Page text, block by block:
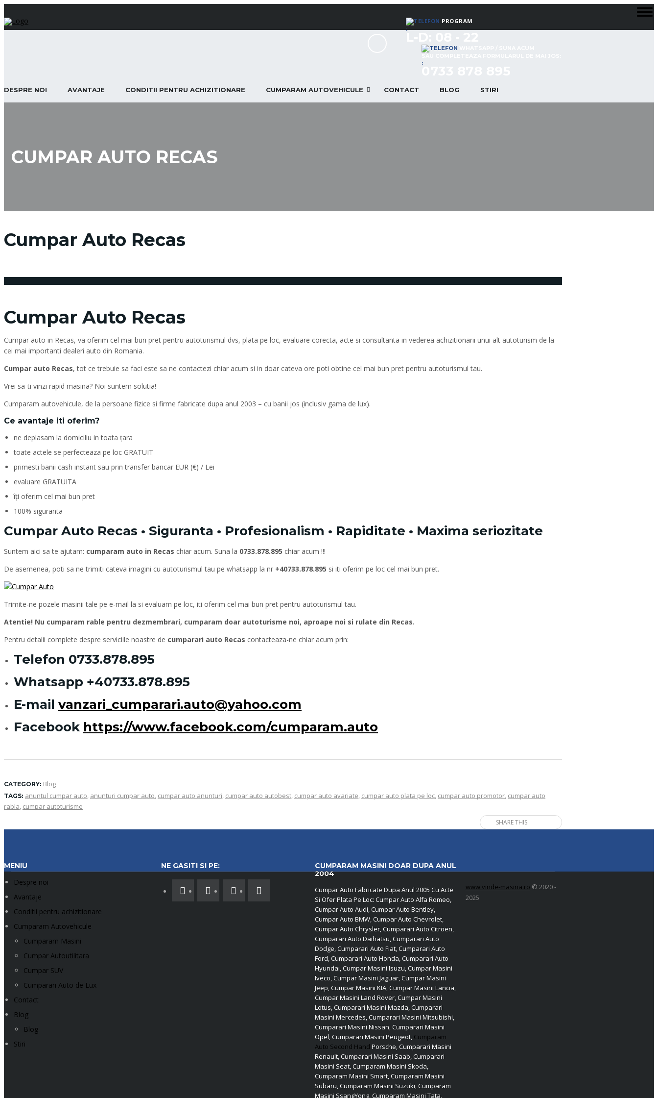
PROGRAM
:
:
DESPRE NOI AVANTAJE CONDITII PENTRU ACHIZITIONARE CUMPARAM AUTOVEHICULE CONTACT BLOG STIRI
CUMPAR AUTO RECAS
Cumpar Auto Recas
Cumpar Auto Recas
Cumpar auto in Recas, va oferim cel mai bun pret pentru autoturismul dvs, plata pe loc, evaluare corecta, acte si consultanta in vederea achizitionarii unui alt autoturism de la
cei mai importanti dealeri auto din Romania.
Cumpar auto Recas, tot ce trebuie sa faci este sa ne contactezi chiar acum si in doar cateva ore poti obtine cel mai bun pret pentru autoturismul tau.
Vrei sa-ti vinzi rapid masina? Noi suntem solutia!
Cumparam autovehicule, de la persoane fizice si firme fabricate dupa anul 2003 – cu banii jos (inclusiv gama de lux).
Ce avantaje iti oferim?
ne deplasam la domiciliu in toata țara
toate actele se perfecteaza pe loc GRATUIT
primesti banii cash instant sau prin transfer bancar EUR (€) / Lei
evaluare GRATUITA
îți oferim cel mai bun pret
100% siguranta
Cumpar Auto Recas • Siguranta • Profesionalism • Rapiditate • Maxima seriozitate
Suntem aici sa te ajutam: cumparam auto in Recas chiar acum. Suna la 0733.878.895 chiar acum !!!
De asemenea, poti sa ne trimiti cateva imagini cu autoturismul tau pe whatsapp la nr +40733.878.895 si iti oferim pe loc cel mai bun pret.
Trimite-ne pozele masinii tale pe e-mail la si evaluam pe loc, iti oferim cel mai bun pret pentru autoturismul tau.
Atentie! Nu cumparam rable pentru dezmembrari, cumparam doar autoturisme noi, aproape noi si rulate din Recas.
Pentru detalii complete despre serviciile noastre de cumparari auto Recas contacteaza-ne chiar acum prin:
Telefon 0733.878.895
Whatsapp +40733.878.895
E-mail vanzari_cumparari.auto@yahoo.com
Facebook https://www.facebook.com/cumparam.auto
CATEGORY: Blog
TAGS: anuntul cumpar auto, anunturi cumpar auto, cumpar auto anunturi, cumpar auto autobest, cumpar auto avariate, cumpar auto plata pe loc, cumpar auto promotor, cumpar auto
rabla, cumpar autoturisme
SHARE THIS
MENIU
Despre noi
Avantaje
Conditii pentru achizitionare
Cumparam Autovehicule
Cumparam Masini
Cumpar Autoutilitara
Cumpar SUV
Cumparari Auto de Lux
Contact
Blog
Blog
Stiri
NE GASITI SI PE:
CUMPARAM MASINI DOAR DUPA ANUL
2004
Cumpar Auto Fabricate Dupa Anul 2005 Cu Acte
Si Ofer Plata Pe Loc: Cumpar Auto Alfa Romeo,
Cumpar Auto Audi, Cumpar Auto Bentley,
Cumpar Auto BMW, Cumpar Auto Chevrolet,
Cumpar Auto Chrysler, Cumparari Auto Citroen,
Cumparari Auto Daihatsu, Cumparari Auto
Dodge, Cumparari Auto Fiat, Cumparari Auto
Ford, Cumparari Auto Honda, Cumparari Auto
Hyundai, Cumpar Masini Isuzu, Cumpar Masini
Iveco, Cumpar Masini Jaguar, Cumpar Masini
Jeep, Cumpar Masini KIA, Cumpar Masini Lancia,
Cumpar Masini Land Rover, Cumpar Masini
Lotus, Cumparari Masini Mazda, Cumparari
Masini Mercedes, Cumparari Masini Mitsubishi,
Cumparari Masini Nissan, Cumparari Masini
Opel, Cumparari Masini Peugeot, Cumparam
Auto Second Hand Porsche, Cumparari Masini
Renault, Cumparari Masini Saab, Cumparari
Masini Seat, Cumparam Masini Skoda,
Cumparam Masini Smart, Cumparam Masini
Subaru, Cumparam Masini Suzuki, Cumparam
Masini SsangYong, Cumparam Masini Tata,
www.vinde-masina.ro © 2020 -
2025